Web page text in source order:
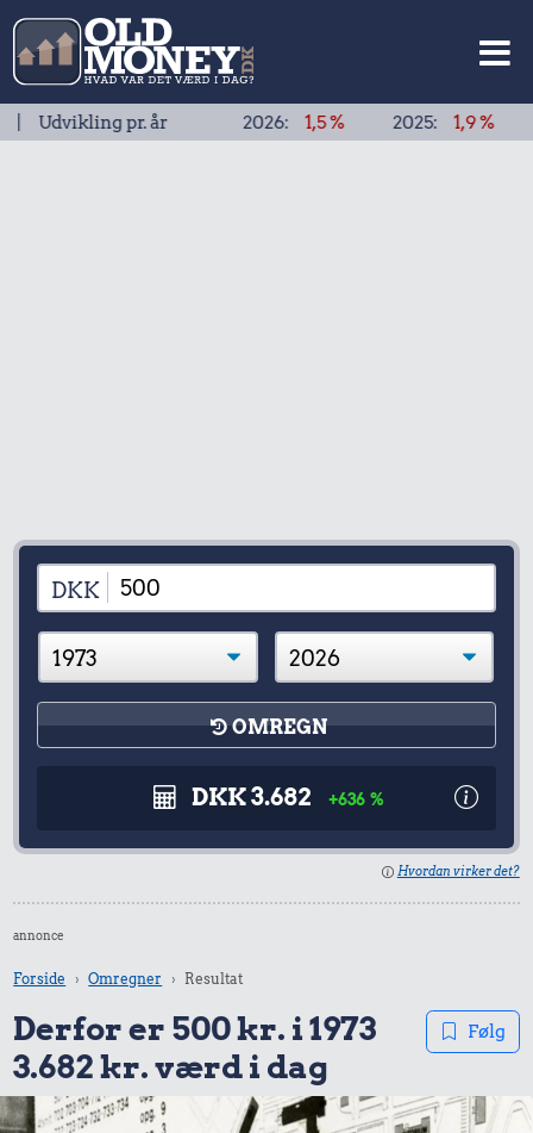
pr. år2026: 1,5 % 2025: 1,9 % 2024:
DKK
OMREGN
DKK 3.682 +636 %
Hvordan virker det?
annonce
Forside Omregner Resultat
Derfor er 500 kr. i 1973
3.682 kr. værd i dag
Følg